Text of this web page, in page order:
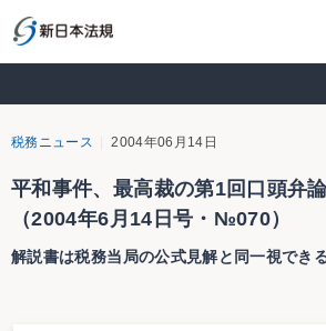
税務ニュース 2004年06月14日
平和事件、最高裁の第1回口頭弁
（2004年6月14日号・№070）
解説書は税務当局の公式見解と同一視でき